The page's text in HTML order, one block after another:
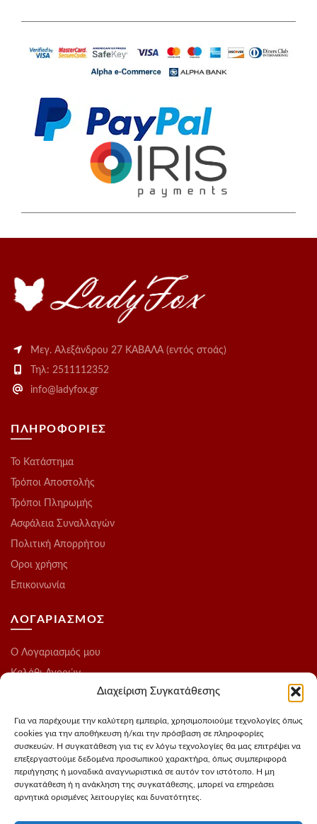
Διαχείριση Συγκατάθεσης
Για να παρέχουμε την καλύτερη εμπειρία, χρησιμοποιούμε τεχνολογίες όπως
cookies για την αποθήκευση ή/και την πρόσβαση σε πληροφορίες
συσκευών. Η συγκατάθεση για τις εν λόγω τεχνολογίες θα μας επιτρέψει να
επεξεργαστούμε δεδομένα προσωπικού χαρακτήρα, όπως συμπεριφορά
περιήγησης ή μοναδικά αναγνωριστικά σε αυτόν τον ιστότοπο. Η μη
συγκατάθεση ή η ανάκληση της συγκατάθεσης, μπορεί να επηρεάσει
αρνητικά ορισμένες λειτουργίες και δυνατότητες.
Μεγ. Αλεξάνδρου 27 ΚΑΒΑΛΑ (εντός στοάς)
Τηλ: 2511112352
info@ladyfox.gr
ΠΛΗΡΟΦΟΡΙΕΣ
Το Kατάστημα
Τρόποι Αποστολής
Τρόποι Πληρωμής
Ασφάλεια Συναλλαγών
Πολιτική Απορρήτου
Οροι χρήσης
Επικοινωνία
ΛΟΓΑΡΙΑΣΜΟΣ
O Λογαριασμός μου
Καλάθι Αγορών
Ολοκλήρωση Παραγγελίας
Blog
ΑΚΟΛΟΥΘΗΣΤΕ ΜΑΣ
Instagram
FaceBook